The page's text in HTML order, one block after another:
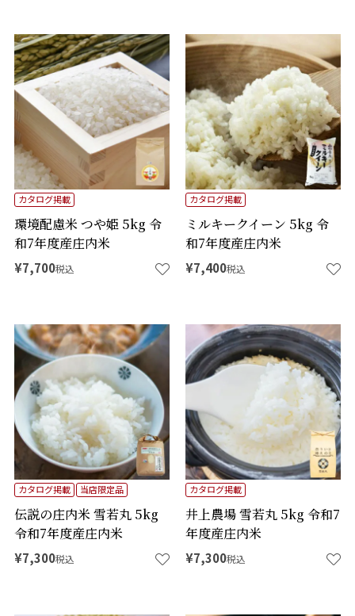
環境配慮米 つや姫 5kg 令
和7年度産庄内米
カタログ掲載
¥7,700税込
ミルキークイーン 5kg 令
和7年度産庄内米
カタログ掲載
¥7,400税込
伝説の庄内米 雪若丸 5kg
令和7年度産庄内米
カタログ掲載 当店限定品
¥7,300税込
井上農場 雪若丸 5kg 令和7
年度産庄内米
カタログ掲載
¥7,300税込